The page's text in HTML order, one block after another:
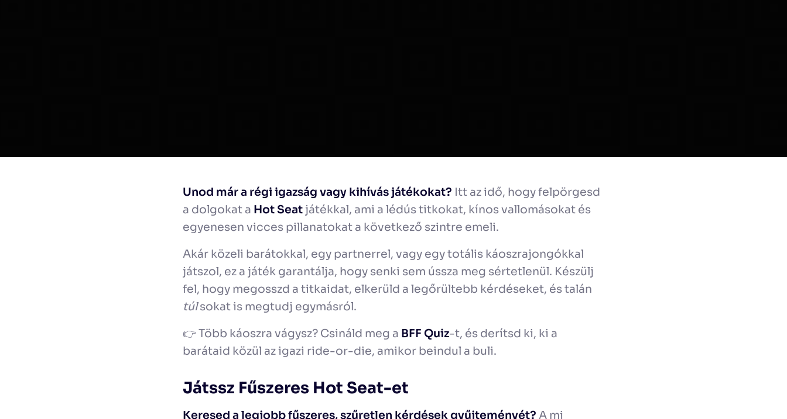
Unod már a régi igazság vagy kihívás játékokat? Itt az idő, hogy felpörgesd
a dolgokat a Hot Seat játékkal, ami a lédús titkokat, kínos vallomásokat és
egyenesen vicces pillanatokat a következő szintre emeli.
Akár közeli barátokkal, egy partnerrel, vagy egy totális káoszrajongókkal
játszol, ez a játék garantálja, hogy senki sem ússza meg sértetlenül. Készülj
fel, hogy megosszd a titkaidat, elkerüld a legőrültebb kérdéseket, és talán
túlsokat is megtudj egymásról.
👉 Több káoszra vágysz? Csináld meg a BFF Quiz-t, és derítsd ki, ki a
barátaid közül az igazi ride-or-die, amikor beindul a buli.
Játssz Fűszeres Hot Seat-et
Keresed a legjobb fűszeres, szűretlen kérdések gyűjteményét? A mi